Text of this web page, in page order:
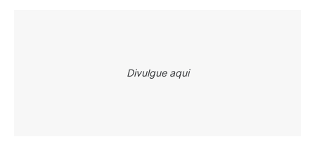
Divulgue aqui